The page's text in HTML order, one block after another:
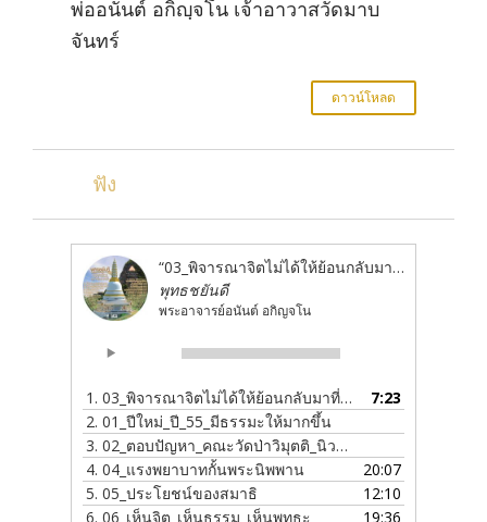
พ่ออนันต์ อกิญฺจโน เจ้าอาวาสวัดมาบ
จันทร์
ดาวน์โหลด
ฟัง
“03_พิจารณาจิตไม่ได้ให้ย้อนกลับมาที่กาย”
พุทธชยันดี
พระอาจารย์อนันต์ อกิญจโน
1. 03_พิจารณาจิตไม่ได้ให้ย้อนกลับมาที่กาย
7:23
2. 01_ปีใหม่_ปี_55_มีธรรมะให้มากขึ้น
3. 02_ตอบปัญหา_คณะวัดป่าวิมุตติ_นิวซีแลนด์
4. 04_แรงพยาบาทกั้นพระนิพพาน
20:07
5. 05_ประโยชน์ของสมาธิ
12:10
6. 06_เห็นจิต_เห็นธรรม_เห็นพุทธะ
19:36